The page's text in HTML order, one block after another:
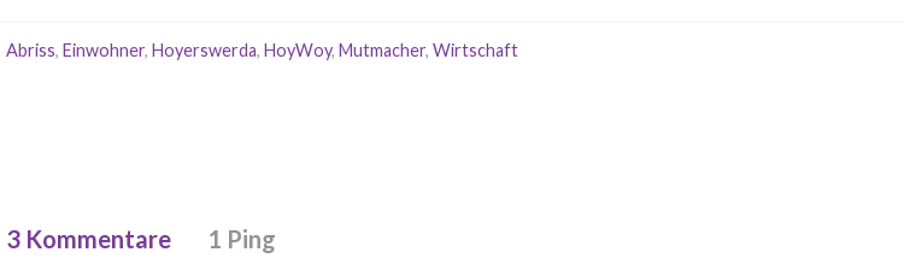
Abriss, Einwohner, Hoyerswerda, HoyWoy, Mutmacher, Wirtschaft
3 Kommentare 1 Ping